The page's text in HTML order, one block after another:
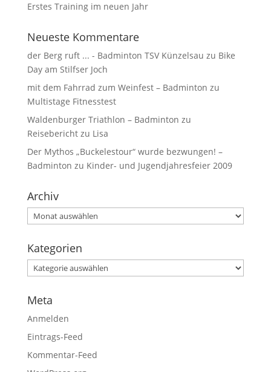
Erstes Training im neuen Jahr
Neueste Kommentare
der Berg ruft ... - Badminton TSV Künzelsau zu Bike
Day am Stilfser Joch
mit dem Fahrrad zum Weinfest – Badminton zu
Multistage Fitnesstest
Waldenburger Triathlon – Badminton zu
Reisebericht zu Lisa
Der Mythos „Buckelestour“ wurde bezwungen! –
Badminton zu Kinder- und Jugendjahresfeier 2009
Archiv
Kategorien
Meta
Anmelden
Eintrags-Feed
Kommentar-Feed